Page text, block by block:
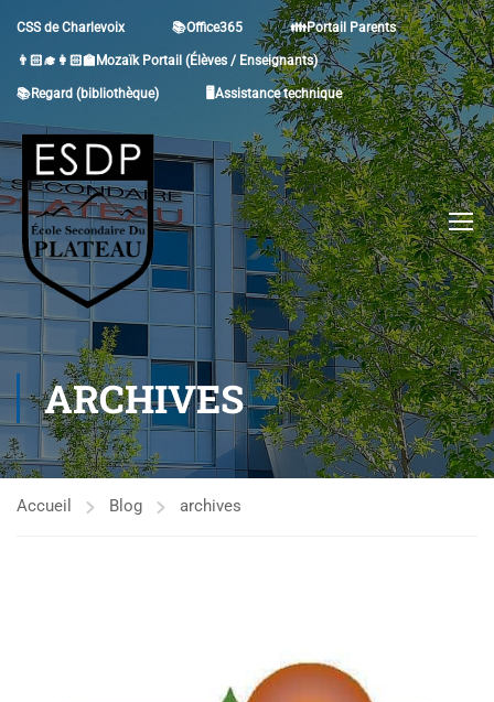
CSS de Charlevoix 📚Office365 👪Portail Parents
👨🏻‍🎓👩🏻‍🏫Mozaïk Portail (Élèves / Enseignants)
📚Regard (bibliothèque) 🖥Assistance technique
ARCHIVES
Accueil Blog archives